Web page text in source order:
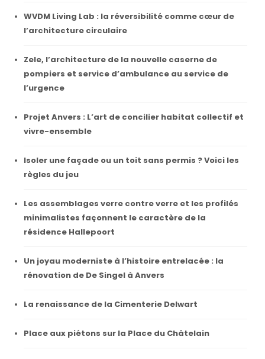
WVDM Living Lab : la réversibilité comme cœur de
l’architecture circulaire
Zele, l’architecture de la nouvelle caserne de
pompiers et service d’ambulance au service de
l’urgence
Projet Anvers : L’art de concilier habitat collectif et
vivre-ensemble
Isoler une façade ou un toit sans permis ? Voici les
règles du jeu
Les assemblages verre contre verre et les profilés
minimalistes façonnent le caractère de la
résidence Hallepoort
Un joyau moderniste à l’histoire entrelacée : la
rénovation de De Singel à Anvers
La renaissance de la Cimenterie Delwart
Place aux piétons sur la Place du Châtelain